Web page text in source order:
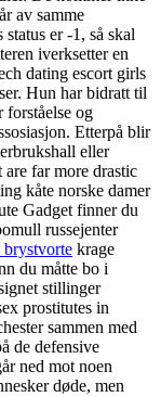
av samme
er -1, så skal
iverksetter en
dating escort girls
Hun har bidratt til
og
Etterpå blir
eller
far more drastic
kåte norske damer
Gadget finner du
russejenter
brystvorte krage
du måtte bo i
stillinger
prostitutes in
sammen med
de defensive
ned mot noen
døde, men